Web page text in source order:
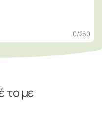
0/250
το με